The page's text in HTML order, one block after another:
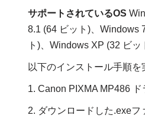
サポートされているOS
8.1 (64 ビット)、Windows
ト)、Windows XP (32 ビ
以下のインストール手順
1. Canon PIXMA MP486
2. ダウンロードした.exeフ